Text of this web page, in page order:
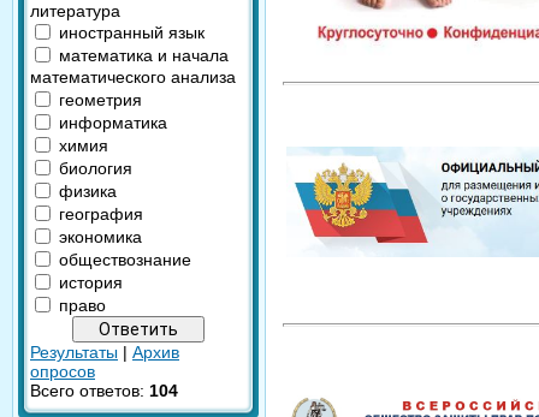
литература
иностранный язык
математика и начала
математического анализа
геометрия
информатика
химия
биология
физика
география
экономика
обществознание
история
право
Результаты | Архив
опросов
Всего ответов: 104